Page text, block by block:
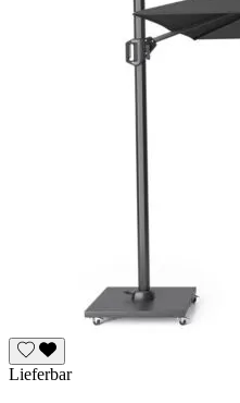
Lieferbar